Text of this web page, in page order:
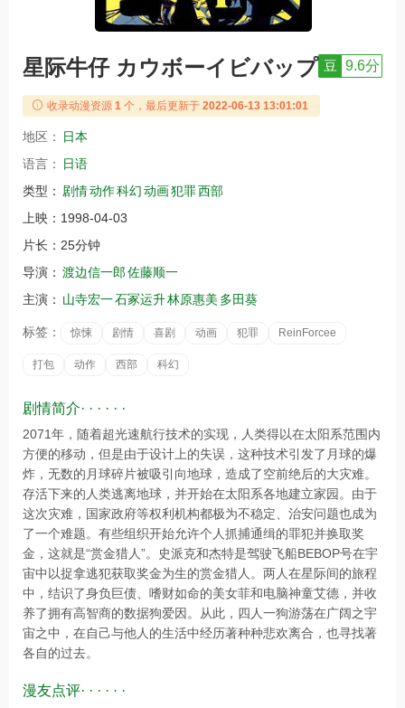
星际牛仔 カウボーイビバップ 豆 9.6分
收录动漫资源 1 个，最后更新于 2022-06-13 13:01:01
地区：
日本
语言：
日语
类型： 剧情动作科幻动画犯罪西部
上映： 1998-04-03
片长： 25分钟
导演： 渡边信一郎佐藤顺一
主演： 山寺宏一石冢运升林原惠美 多田葵
标签： 惊悚 剧情 喜剧 动画 犯罪 ReinForcee
打包 动作 西部 科幻
剧情简介· · · · · ·
2071年，随着超光速航行技术的实现，人类得以在太阳系范围内
方便的移动，但是由于设计上的失误，这种技术引发了月球的爆
炸，无数的月球碎片被吸引向地球，造成了空前绝后的大灾难。
存活下来的人类逃离地球，并开始在太阳系各地建立家园。由于
这次灾难，国家政府等权利机构都极为不稳定、治安问题也成为
了一个难题。有些组织开始允许个人抓捕通缉的罪犯并换取奖
金，这就是“赏金猎人”。史派克和杰特是驾驶飞船BEBOP号在宇
宙中以捉拿逃犯获取奖金为生的赏金猎人。两人在星际间的旅程
中，结识了身负巨债、嗜财如命的美女菲和电脑神童艾德，并收
养了拥有高智商的数据狗爱因。从此，四人一狗游荡在广阔之宇
宙之中，在自己与他人的生活中经历著种种悲欢离合，也寻找著
各自的过去。
漫友点评· · · · · ·